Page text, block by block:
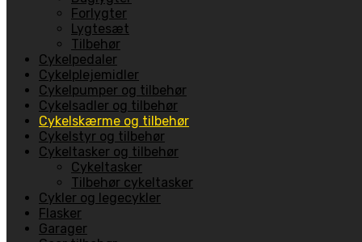
Forlygter
Lygtesæt
Tilbehør
Cykelpedaler
Cykelplejemidler
Cykelpumper og tilbehør
Cykelsadler og tilbehør
Cykelskærme og tilbehør
Cykelstyr og tilbehør
Cykeltasker og tilbehør
Cykeltasker
Tilbehør cykeltasker
Cykler og legecykler
Flasker
Garager